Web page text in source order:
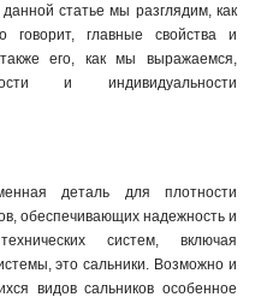
статье мы разглядим, как
главные свойства и
его, как мы выражаемся,
и индивидуальности
деталь для плотности
обеспечивающих надежность и
систем, включая
это сальники. Возможно и
видов сальников особенное